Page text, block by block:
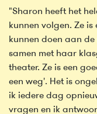
"Sharon heeft het
kunnen volgen. Ze
kunnen doen aan de
samen met haar
theater. Ze is een
een weg'. Het is
ik iedere dag
vragen en ik